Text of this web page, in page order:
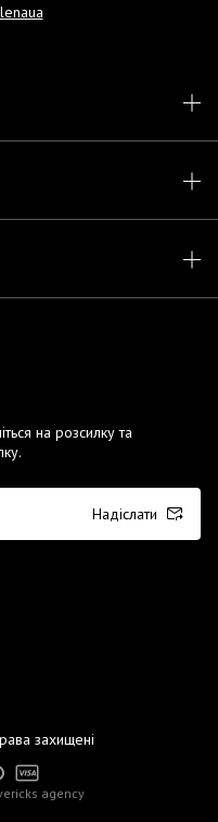
на розсилку та
Надіслати
захищені
agency